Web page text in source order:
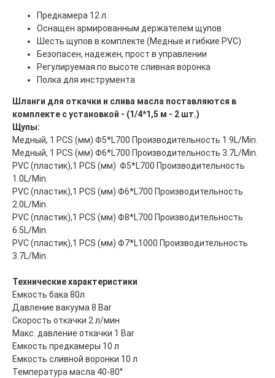
Предкамера 12 л.
Оснащен армированным держателем щупов
Шесть щупов в комплекте (Медные и гибкие PVC)
Безопасен, надежен, прост в управлении
Регулируемая по высоте сливная воронка
Полка для инструмента
Шланги для откачки и слива масла поставляются в
комплекте с установкой - (1/4*1,5 м - 2 шт.)
Щупы:
Медный, 1 PCS (мм) Φ5*L700 Производительность 1.9L/Min.
Медный, 1 PCS (мм) Φ6*L700 Производительность 3.7L/Min.
PVC (пластик),1 PCS (мм) Φ5*L700 Производительность
1.0L/Min.
PVC (пластик),1 PCS (мм) Φ6*L700 Производительность
2.0L/Min.
PVC (пластик),1 PCS (мм) Φ8*L700 Производительность
6.5L/Min.
PVC (пластик),1 PCS (мм) Φ7*L1000 Производительность
3.7L/Min.
Технические характеристики
Емкость бака 80л
Давление вакуума 8 Bar
Скорость откачки 2 л/мин
Макс. давление откачки 1 Bar
Емкость предкамеры 10 л
Емкость сливной воронки 10 л
Температура масла 40-80°
ООО "ФорАвтоКом" Главная
Каталог
Контакты
ООО "ФорАвтоКом", ИНН:6165230254, 1216100025063
2015-2025